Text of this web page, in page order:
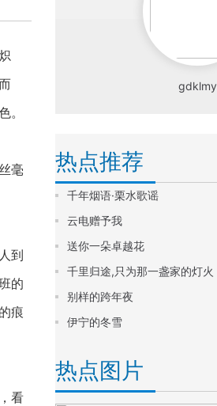
。
毫
到
的
痕
看
gdklmy
热点推荐
千年烟语·栗水歌谣
云电赠予我
送你一朵卓越花
千里归途,只为那一盏家的灯火
别样的跨年夜
伊宁的冬雪
热点图片